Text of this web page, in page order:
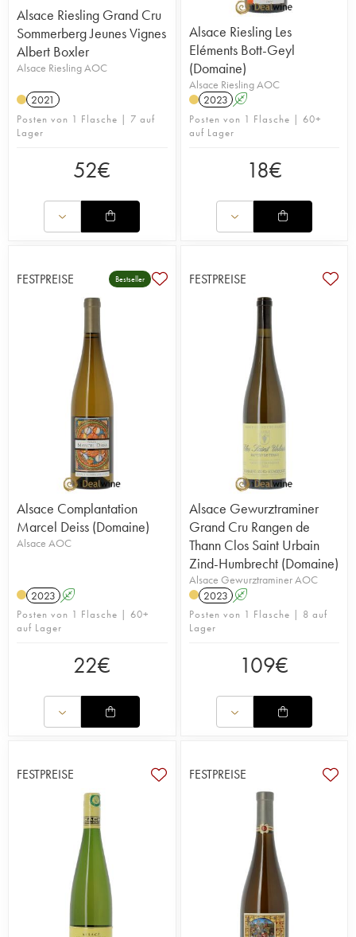
Alsace Riesling Grand Cru
Sommerberg Jeunes Vignes
Albert Boxler
Alsace Riesling AOC
2021
Posten von 1 Flasche | 7 auf
Lager
52€
Alsace Riesling Les
Eléments Bott-Geyl
(Domaine)
Alsace Riesling AOC
2023 A
Posten von 1 Flasche | 60+
auf Lager
18€
FESTPREISE Bestseller
Alsace Complantation
Marcel Deiss (Domaine)
Alsace AOC
2023 A
Posten von 1 Flasche | 60+
auf Lager
22€
FESTPREISE
Alsace Gewurztraminer
Grand Cru Rangen de
Thann Clos Saint Urbain
Zind-Humbrecht (Domaine)
Alsace Gewurztraminer AOC
2023 A
Posten von 1 Flasche | 8 auf
Lager
109€
FESTPREISE FESTPREISE